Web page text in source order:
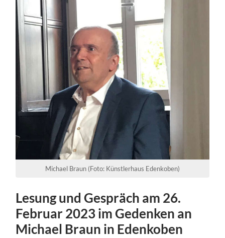
Michael Braun (Foto: Künstlerhaus Edenkoben)
Lesung und Gespräch am 26.
Februar 2023 im Gedenken an
Michael Braun in Edenkoben